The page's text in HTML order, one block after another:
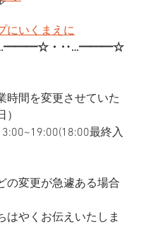
にいくまえに
・‥…━━━☆
時間を変更させていた
最終入
の変更が急遽ある場合
はやくお伝えいたしま